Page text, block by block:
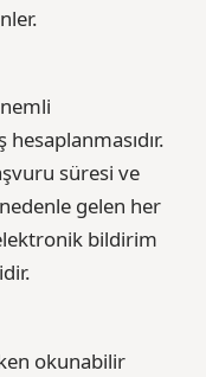
süresi ve
gelen her
bildirim
okunabilir